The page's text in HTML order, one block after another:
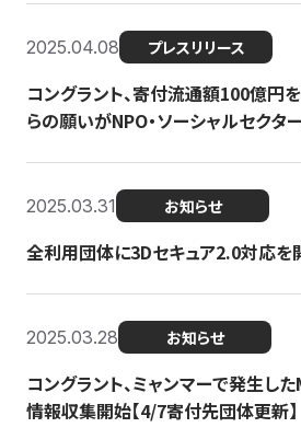
2025.04.08 プレスリリース
コングラント、寄付流通額100億円
らの願いがNPO・ソーシャルセクタ
2025.03.31 お知らせ
全利用団体に3Dセキュア2.0対応を
2025.03.28 お知らせ
コングラント、ミャンマーで発生し
情報収集開始【4/7寄付先団体更新】